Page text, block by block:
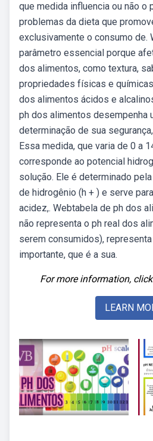
que medida influencia ou não o
problemas da dieta que
exclusivamente o consumo de.
parâmetro essencial porque
dos alimentos, como textura,
propriedades físicas e
dos alimentos ácidos e
ph dos alimentos desempenha
determinação de sua
Essa medida, que varia de 0 a
corresponde ao potencial
solução. Ele é determinado
de hidrogênio (h + ) e serve
acidez,. Webtabela de ph dos
não representa o ph real dos
serem consumidos),
importante, que é a sua.
For more information,
LEARN